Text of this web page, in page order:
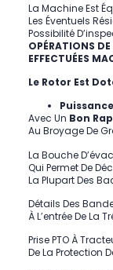
La Machine Est
Les Éventuels
Possibilité
OPÉRATIONS
EFFECTUÉES
Le Rotor Est
Avec Un Bon
Au Broyage De
La Bouche
Qui Permet De
La Plupart Des
Détails Des
À L’entrée De La
Prise PTO À
De La Protection